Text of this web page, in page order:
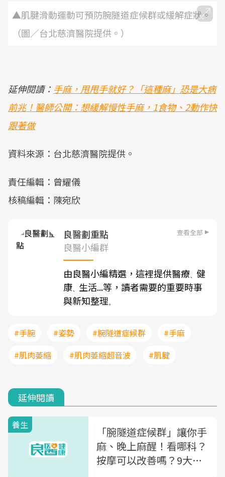
▲肌腱滑動運動可預防腕隧道症候群或緩解症狀。
（圖／台北慈濟醫院提供。）
延伸閱讀： 手麻，甩甩手就好？「這種麻」恐是大病
前兆！醫師公開：想緩解慢性手麻，1食物、2動作快
跟著做
資料來源：台北慈濟醫院提供。
責任編輯：曾耀儀
核稿編輯：陳宛欣
良醫劃重點 查看全部
良醫小編群
由良醫小編精選，這裡提供醫療、 健
康、 生活...等，讀者需要的重要時事
與新知整理。
#手腕 #姿勢 #腕隧道症候群
#手麻
#肌肉萎縮
#肌肉萎縮超音波 #肌腱
延伸閱讀
養生
「腕隧道症候群」讓你手
麻、晚上麻醒！看哪科？
按摩可以改善嗎？9大QA